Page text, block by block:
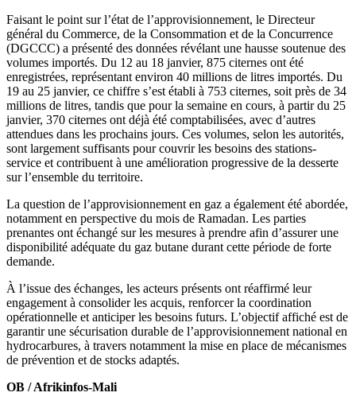
Faisant le point sur l’état de l’approvisionnement, le Directeur
général du Commerce, de la Consommation et de la Concurrence
(DGCCC) a présenté des données révélant une hausse soutenue des
volumes importés. Du 12 au 18 janvier, 875 citernes ont été
enregistrées, représentant environ 40 millions de litres importés. Du
19 au 25 janvier, ce chiffre s’est établi à 753 citernes, soit près de 34
millions de litres, tandis que pour la semaine en cours, à partir du 25
janvier, 370 citernes ont déjà été comptabilisées, avec d’autres
attendues dans les prochains jours. Ces volumes, selon les autorités,
sont largement suffisants pour couvrir les besoins des stations-
service et contribuent à une amélioration progressive de la desserte
sur l’ensemble du territoire.
La question de l’approvisionnement en gaz a également été abordée,
notamment en perspective du mois de Ramadan. Les parties
prenantes ont échangé sur les mesures à prendre afin d’assurer une
disponibilité adéquate du gaz butane durant cette période de forte
demande.
À l’issue des échanges, les acteurs présents ont réaffirmé leur
engagement à consolider les acquis, renforcer la coordination
opérationnelle et anticiper les besoins futurs. L’objectif affiché est de
garantir une sécurisation durable de l’approvisionnement national en
hydrocarbures, à travers notamment la mise en place de mécanismes
de prévention et de stocks adaptés.
OB / Afrikinfos-Mali